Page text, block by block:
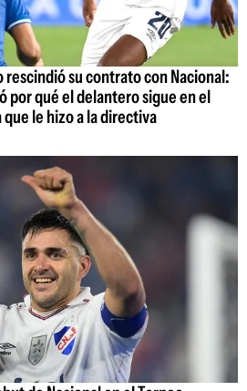
rescindió su contrato con Nacional:
por qué el delantero sigue en el
le hizo a la directiva